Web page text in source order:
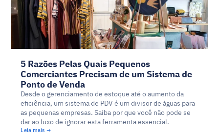
5 Razões Pelas Quais Pequenos
Comerciantes Precisam de um Sistema de
Ponto de Venda
Desde o gerenciamento de estoque até o aumento da
eficiência, um sistema de PDV é um divisor de águas para
as pequenas empresas. Saiba por que você não pode se
dar ao luxo de ignorar esta ferramenta essencial.
Leia mais →